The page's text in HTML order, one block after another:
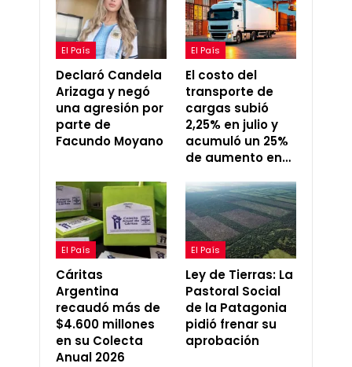
El País
Declaró Candela
Arizaga y negó
una agresión por
parte de
Facundo Moyano
El País
El costo del
transporte de
cargas subió
2,25% en julio y
acumuló un 25%
de aumento en…
El País
Cáritas
Argentina
recaudó más de
$4.600 millones
en su Colecta
Anual 2026
El País
Ley de Tierras: La
Pastoral Social
de la Patagonia
pidió frenar su
aprobación